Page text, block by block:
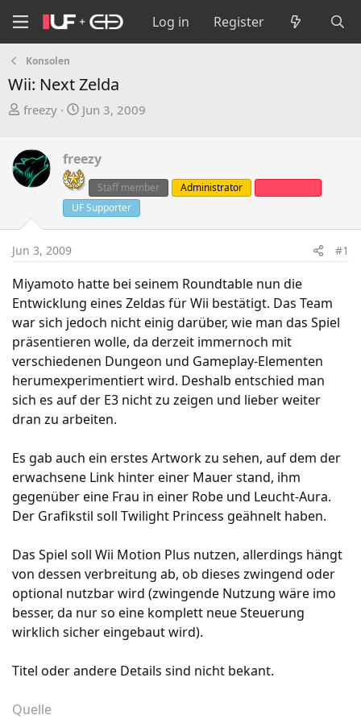
Log in Register
Konsolen
Wii: Next Zelda
T
e
a
t
a
t
e
r
freezy
S
r
t
d
a
t
Jun 3, 2009
freezy
Staff member Administrator
UF Supporter
Jun 3, 2009 #1
Miyamoto hatte bei seinem Roundtable nun die
Entwicklung eines Zeldas für Wii bestätigt. Das Team
war sich jedoch nicht einig darüber, wie man das Spiel
präsentieren wolle, da derzeit immernoch mit
verschiedenen Dungeon und Gameplay-Elementen
herumexperimentiert wird. Deshalb entschied man
sich es auf der E3 nicht zu zeigen und lieber weiter
dran zu arbeiten.
Es gab auch ein erstes Artwork zu sehen, auf dem der
erwachsene Link hinter einer Mauer stand, ihm
gegenüber eine Frau in einer Robe und Leucht-Aura.
Der Grafikstil soll Twilight Princess geähnelt haben.
Das Spiel soll Wii Motion Plus nutzen, allerdings hängt
von dessen verbreitung ab, ob dieses zwingend oder
optional nutzbar wird (zwingende Nutzung wäre imo
besser, da nur so eine komplett neue Steuerung
wirklich sicher eingebaut wird).
Titel oder andere Details sind nicht bekant.
Quelle